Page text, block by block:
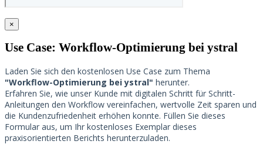
×
Use Case: Workflow-Optimierung bei ystral